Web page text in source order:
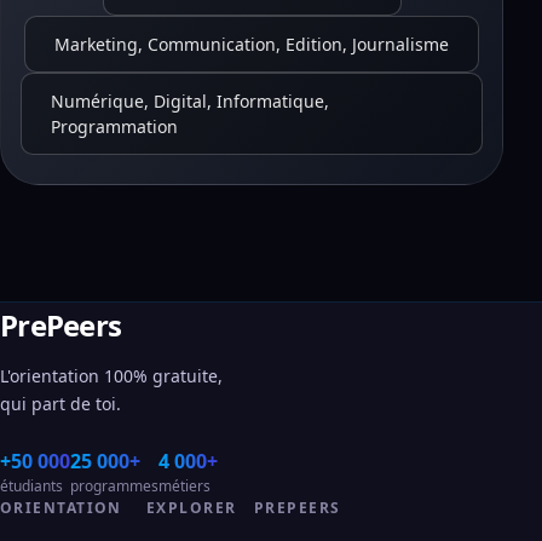
Marketing, Communication, Edition, Journalisme
Numérique, Digital, Informatique,
Programmation
PrePeers
L'orientation 100% gratuite,
qui part de toi.
+50 000
étudiants
25 000+
programmes
4 000+
métiers
ORIENTATION
EXPLORER PREPEERS